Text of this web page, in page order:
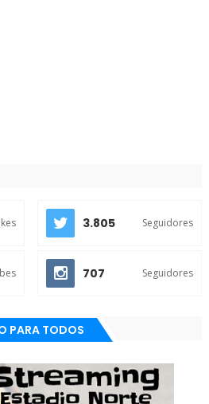
3.805 Seguidores
707 Seguidores
PARA TODOS